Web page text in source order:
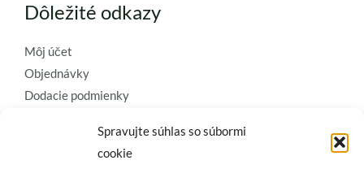
Spravujte súhlas so súbormi
cookie
Dôležité odkazy
Môj účet
Objednávky
Dodacie podmienky
Ochrana osobných údajov
Zásady používania súborov cookie